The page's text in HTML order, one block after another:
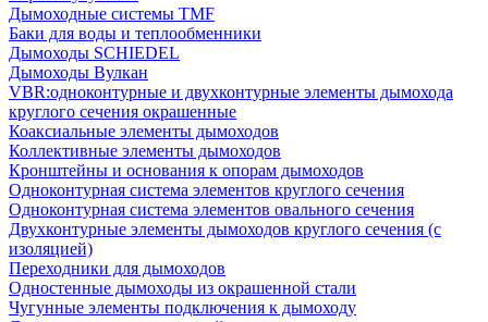
Дымоходные системы TMF
Баки для воды и теплообменники
Дымоходы SCHIEDEL
Дымоходы Вулкан
VBR:одноконтурные и двухконтурные элементы дымохода
круглого сечения окрашенные
Коаксиальные элементы дымоходов
Коллективные элементы дымоходов
Кронштейны и основания к опорам дымоходов
Одноконтурная система элементов круглого сечения
Одноконтурная система элементов овального сечения
Двухконтурные элементы дымоходов круглого сечения (с
изоляцией)
Переходники для дымоходов
Одностенные дымоходы из окрашенной стали
Чугунные элементы подключения к дымоходу